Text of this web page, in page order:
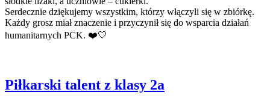
Serdecznie dziękujemy wszystkim, którzy włączyli się w zbiórkę.
Każdy grosz miał znaczenie i przyczynił się do wsparcia działań
humanitarnych PCK. ❤️🤍
Piłkarski talent z klasy 2a